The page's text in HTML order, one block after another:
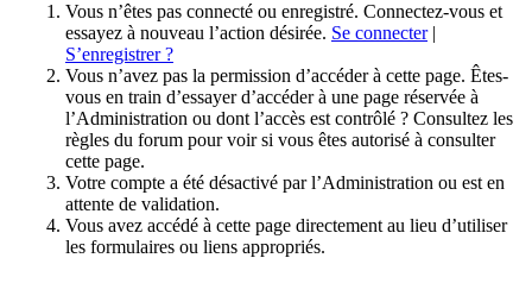
Vous n’êtes pas connecté ou enregistré. Connectez-vous et
essayez à nouveau l’action désirée. Se connecter|
S’enregistrer ?
Vous n’avez pas la permission d’accéder à cette page. Êtes-
vous en train d’essayer d’accéder à une page réservée à
l’Administration ou dont l’accès est contrôlé ? Consultez les
règles du forum pour voir si vous êtes autorisé à consulter
cette page.
Votre compte a été désactivé par l’Administration ou est en
attente de validation.
Vous avez accédé à cette page directement au lieu d’utiliser
les formulaires ou liens appropriés.